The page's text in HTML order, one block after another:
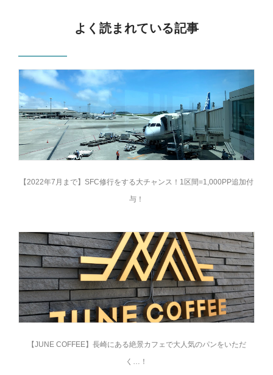
よく読まれている記事
【2022年7月まで】SFC修行をする大チャンス！1区間=1,000PP追加付
与！
【JUNE COFFEE】長崎にある絶景カフェで大人気のパンをいただ
く…！